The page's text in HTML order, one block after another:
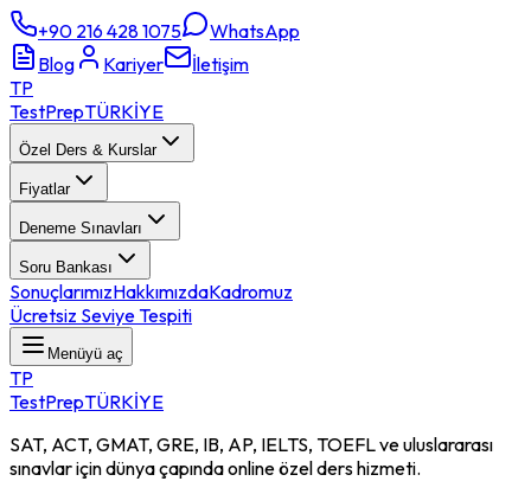
+90 216 428 1075
WhatsApp
Blog
Kariyer
İletişim
TP
TestPrepTÜRKİYE
Özel Ders & Kurslar
Fiyatlar
Deneme Sınavları
Soru Bankası
SonuçlarımızHakkımızdaKadromuz
Ücretsiz Seviye Tespiti
Menüyü aç
TP
TestPrepTÜRKİYE
SAT, ACT, GMAT, GRE, IB, AP, IELTS, TOEFL ve uluslararası
sınavlar için dünya çapında online özel ders hizmeti.